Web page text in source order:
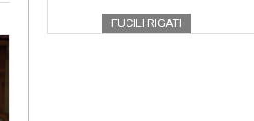
FUCILI RIGATI